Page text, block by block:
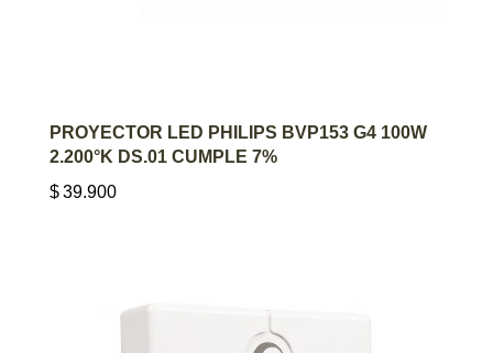
AGREGAR AL CARRITO
PROYECTOR LED PHILIPS BVP153 G4 100W
2.200°K DS.01 CUMPLE 7%
$39.900